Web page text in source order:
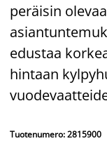
peräisin
edustaa
hintaan
Tuotenumero: 2815900